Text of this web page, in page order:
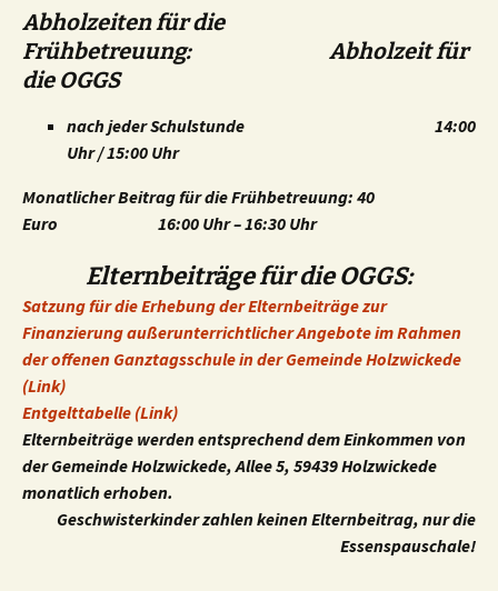
Abholzeiten für die
Frühbetreuung: Abholzeit für
die OGGS
nach jeder Schulstunde 14:00
Uhr / 15:00 Uhr
Monatlicher Beitrag für die Frühbetreuung: 40
Euro 16:00 Uhr – 16:30 Uhr
Elternbeiträge für die OGGS:
Satzung für die Erhebung der Elternbeiträge zur
Finanzierung außerunterrichtlicher Angebote im Rahmen
der offenen Ganztagsschule in der Gemeinde Holzwickede
(Link)
Entgelttabelle (Link)
Elternbeiträge werden entsprechend dem Einkommen von
der Gemeinde Holzwickede, Allee 5, 59439 Holzwickede
monatlich erhoben.
Geschwisterkinder zahlen keinen Elternbeitrag, nur die
Essenspauschale!